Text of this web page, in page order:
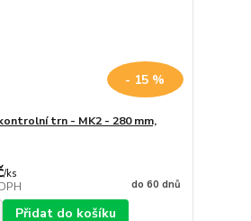
- 15 %
trn - MK2 - 280 mm,
/ks
do 60 dnů
Přidat do košíku